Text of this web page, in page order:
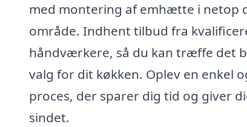
med montering af emhætte i netop
område. Indhent tilbud fra
håndværkere, så du kan træffe det
valg for dit køkken. Oplev en enkel
proces, der sparer dig tid og giver
sindet.